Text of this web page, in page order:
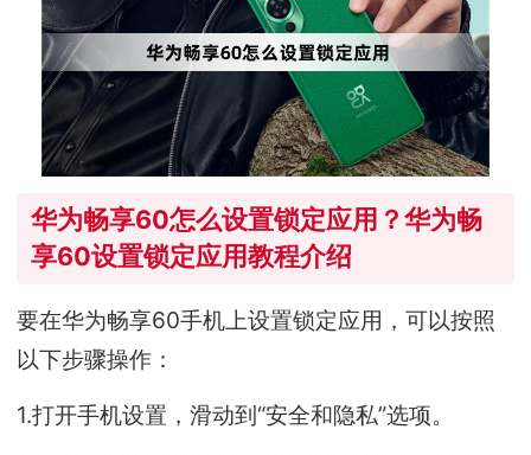
华为畅享60怎么设置锁定应用？华为畅
享60设置锁定应用教程介绍
要在华为畅享60手机上设置锁定应用，可以按照
以下步骤操作：
1.打开手机设置，滑动到“安全和隐私”选项。